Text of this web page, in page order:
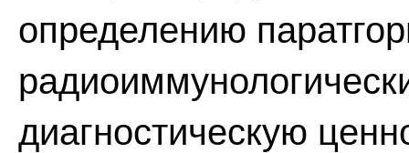
определению
диагностическую